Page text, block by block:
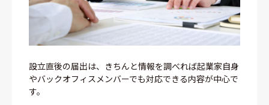
設立直後の届出は、きちんと情報を調べれば起業家自身
やバックオフィスメンバーでも対応できる内容が中心で
す。